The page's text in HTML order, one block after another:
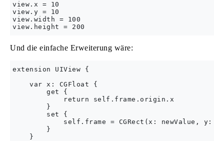
view.x = 10
view.y = 10
view.width = 100
Und die einfache Erweiterung wäre:
extension UIView {
    var x: CGFloat {
        get {
            return self.frame.origin.x
        }
        set {
self.frame = CGRect(x: newValue, y:
        }
    }